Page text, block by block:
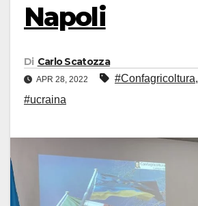
Napoli
Di Carlo Scatozza
APR 28, 2022 #Confagricoltura,
#ucraina